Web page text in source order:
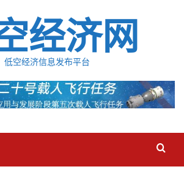
经济网
低空经济信息发布平台